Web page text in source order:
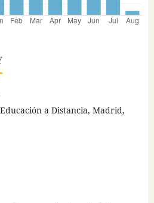
a Distancia, Madrid,